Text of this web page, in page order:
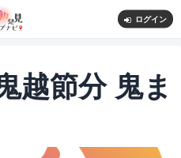
ログイン
越節分 鬼ま